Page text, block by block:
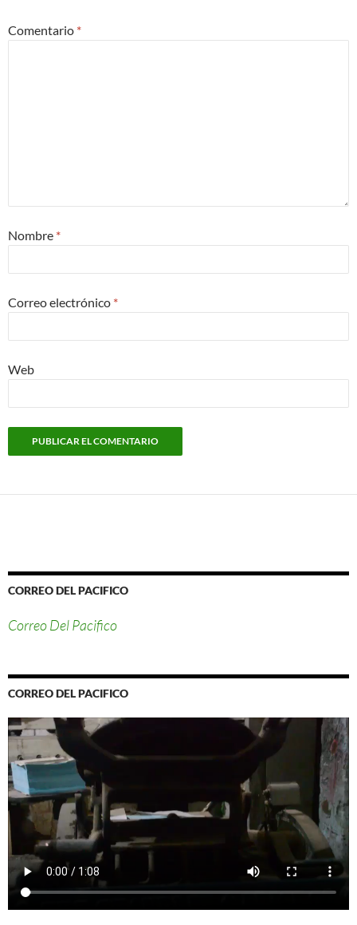
Comentario *
Nombre *
Correo electrónico *
Web
CORREO DEL PACIFICO
Correo Del Pacifico
CORREO DEL PACIFICO